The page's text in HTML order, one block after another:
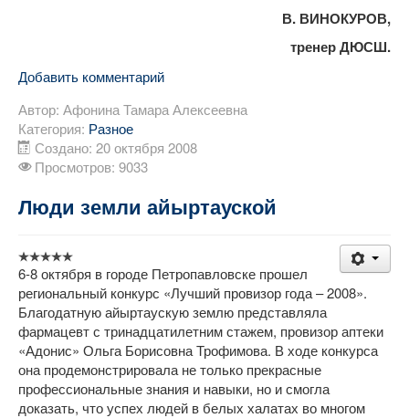
В. ВИНОКУРОВ,
тренер ДЮСШ.
Добавить комментарий
Автор: Афонина Тамара Алексеевна
Категория: Разное
Создано: 20 октября 2008
Просмотров: 9033
Люди земли айыртауской
6-8 октября в городе Петропавловске прошел
региональный конкурс «Лучший провизор года – 2008».
Благодатную айыртаускую землю представляла
фармацевт с тринадцатилетним стажем, провизор аптеки
«Адонис» Ольга Борисовна Трофимова. В ходе конкурса
она продемонстрировала не только прекрасные
профессиональные знания и навыки, но и смогла
доказать, что успех людей в белых халатах во многом